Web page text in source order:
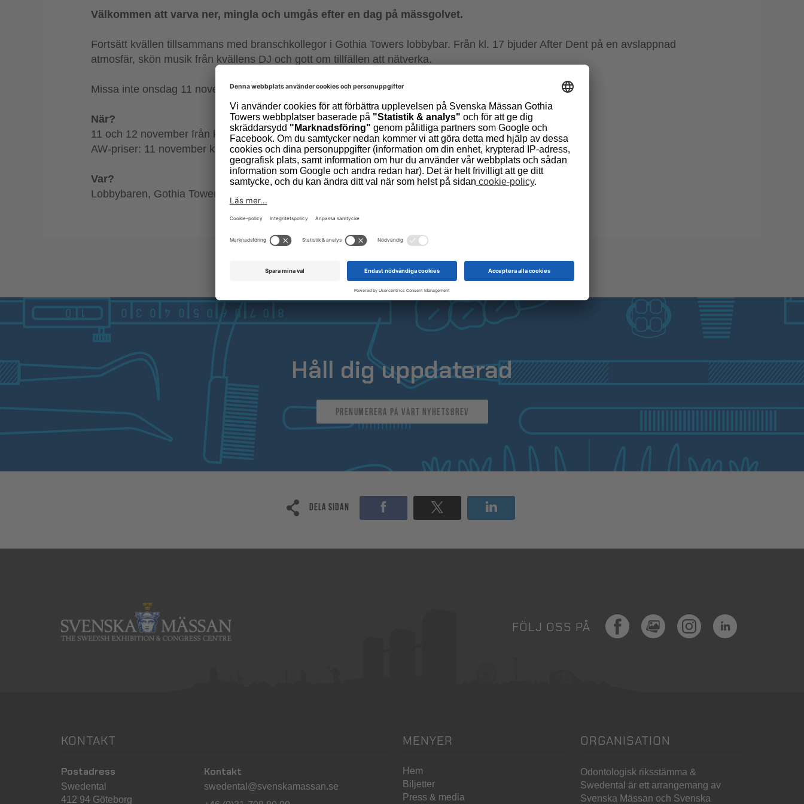
Välkommen att varva ner, mingla och umgås efter en dag på mässgolvet.
Fortsätt kvällen tillsammans med branschkollegor i Gothia Towers lobbybar. Från kl. 17 bjuder After Dent på en avslappnad
atmosfär, skön musik från kvällens DJ och gott om tillfällen att nätverka.
Missa inte onsdag 11 november då baren erbjuder extra fina AW-priser.
När?
11 och 12 november från kl. 17
AW-priser: 11 november kl. 17–19
Var?
Lobbybaren, Gothia Towers plan 1
Håll dig uppdaterad
Prenumerera på vårt nyhetsbrev
Dela sidan
FÖLJ OSS PÅ
FacebookMediaHubInstagramLinkedIn
KONTAKT
Postadress
Swedental
412 94 Göteborg
Kontakt
swedental@svenskamassan.se
MENYER
Hem
Biljetter
Press & media
ORGANISATION
Odontologisk riksstämma &
Swedental är ett arrangemang av
Svenska Mässan och Svenska